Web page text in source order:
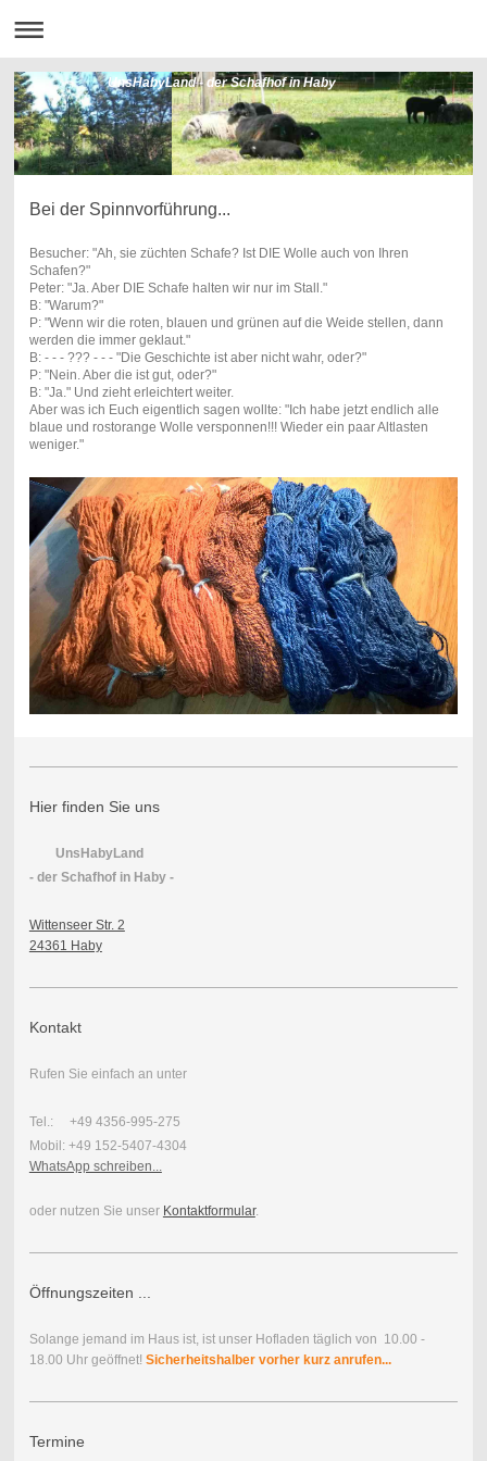
UnsHabyLand - der Schafhof in Haby
Bei der Spinnvorführung...
Besucher: "Ah, sie züchten Schafe? Ist DIE Wolle auch von Ihren
Schafen?"
Peter: "Ja. Aber DIE Schafe halten wir nur im Stall."
B: "Warum?"
P: "Wenn wir die roten, blauen und grünen auf die Weide stellen, dann
werden die immer geklaut."
B: - - - ??? - - - "Die Geschichte ist aber nicht wahr, oder?"
P: "Nein. Aber die ist gut, oder?"
B: "Ja." Und zieht erleichtert weiter.
Aber was ich Euch eigentlich sagen wollte: "Ich habe jetzt endlich alle
blaue und rostorange Wolle versponnen!!! Wieder ein paar Altlasten
weniger."
Hier finden Sie uns
UnsHabyLand
- der Schafhof in Haby -
Wittenseer Str. 2
24361 Haby
Kontakt
Rufen Sie einfach an unter
Tel.: +49 4356-995-275
Mobil: +49 152-5407-4304
WhatsApp schreiben...
oder nutzen Sie unser Kontaktformular.
Öffnungszeiten ...
Solange jemand im Haus ist, ist unser Hofladen täglich von 10.00 -
18.00 Uhr geöffnet! Sicherheitshalber vorher kurz anrufen...
Termine